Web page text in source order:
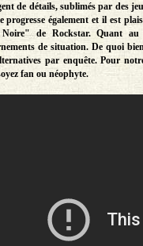
de détails, sublimés par des
progresse également et il est
de Rockstar. Quant
de situation. De quoi
par enquête. Pour
fan ou néophyte.